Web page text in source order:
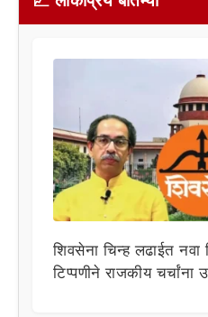
शिवसेना चिन्ह लढाईत नवा
टिप्पणीने राजकीय चर्चांना